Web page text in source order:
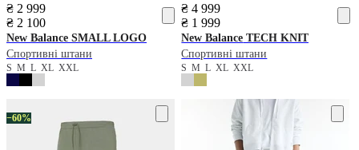
₴ 2 999
₴ 2 100
New Balance SMALL LOGO
Спортивні штани
S M L XL XXL
₴ 4 999
₴ 1 999
New Balance TECH KNIT
Спортивні штани
SMLXLXXL
−60%